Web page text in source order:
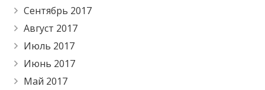
Сентябрь 2017
Август 2017
Июль 2017
Июнь 2017
Май 2017